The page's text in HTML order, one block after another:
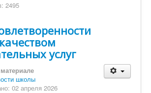
2495
услуг
школы
02 апреля 2026